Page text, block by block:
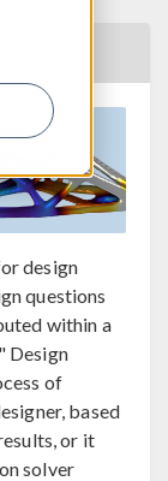
design
questions
within a
Design
of
based
or it
solver